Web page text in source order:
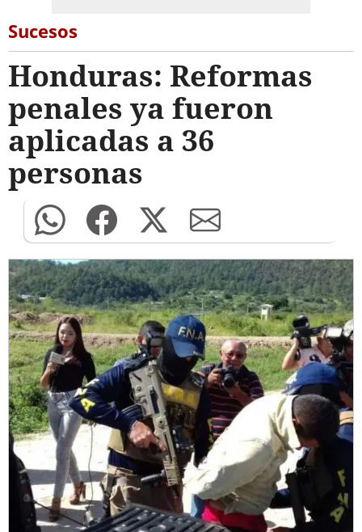
Sucesos
Honduras: Reformas
penales ya fueron
aplicadas a 36
personas